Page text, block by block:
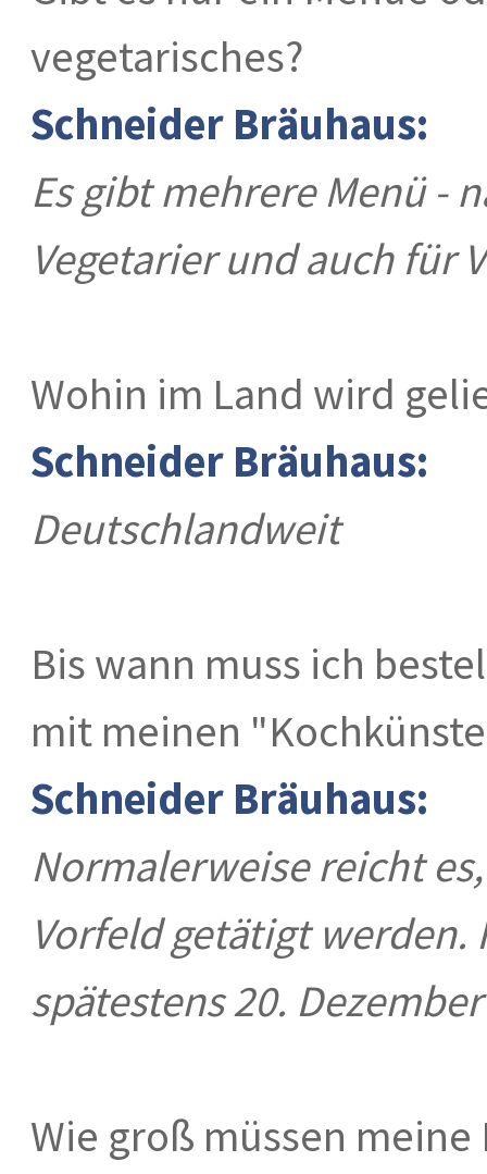
vegetarisches?
Schneider Bräuhaus:
Es gibt mehrere Menü -
Vegetarier und auch für
Wohin im Land wird
Schneider Bräuhaus:
Deutschlandweit
Bis wann muss ich
mit meinen
Schneider Bräuhaus:
Normalerweise reicht
Vorfeld getätigt werden.
spätestens 20.
Wie groß müssen